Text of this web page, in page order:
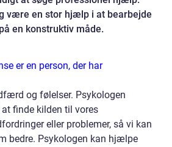
være en stor hjælp i at bearbejde
en konstruktiv måde.
er en person, der har
og følelser. Psykologen
finde kilden til vores
eller problemer, så vi kan
bedre. Psykologen kan hjælpe